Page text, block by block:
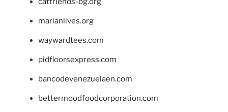
marianlives.org
waywardtees.com
pidfloorsexpress.com
bancodevenezuelaen.com
bettermoodfoodcorporation.com